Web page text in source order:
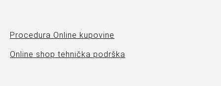
Procedura Online kupovine
Online shop tehnička podrška